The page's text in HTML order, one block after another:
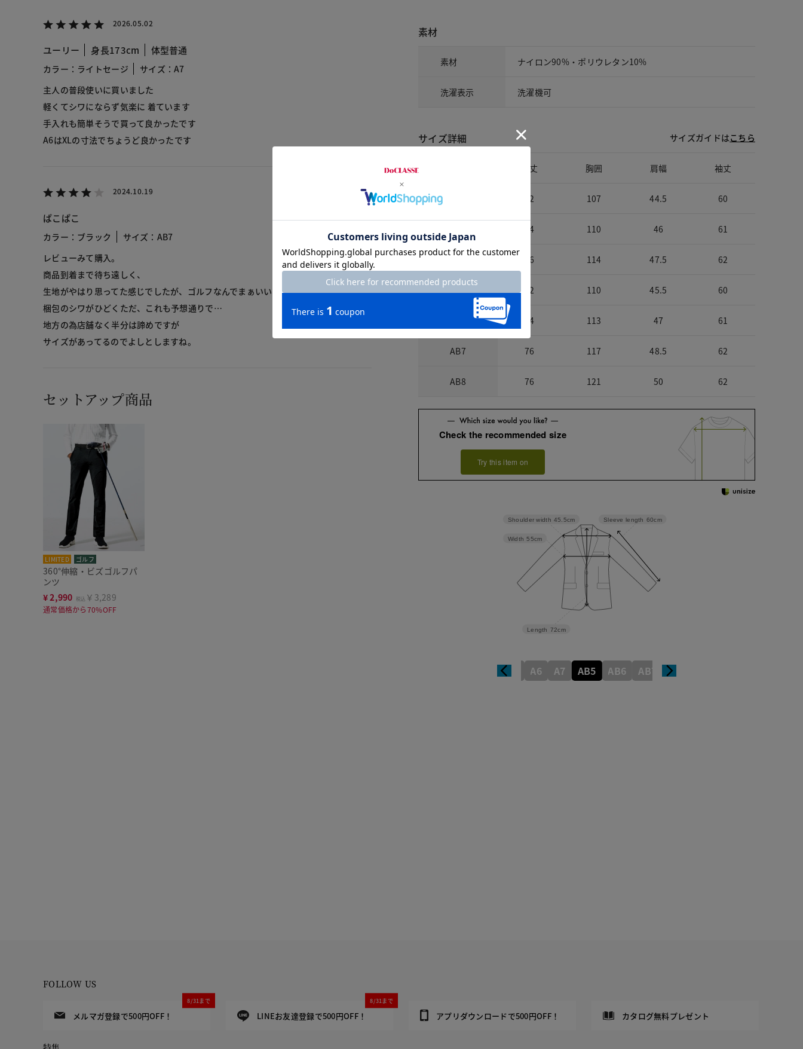
2026.05.02
ユーリー 身長173cm 体型普通
カラー：ライトセージ
サイズ：A7
主人の普段使いに買いました
軽くてシワにならず気楽に 着ています
手入れも簡単そうで買って良かったです
A6はXLの寸法でちょうど良かったです
2024.10.19
ぱこぱこ
カラー：ブラック
サイズ：AB7
レビューみて購入。
商品到着まで待ち遠しく、
生地がやはり思ってた感じでしたが、ゴルフなんでまぁいいかと。
梱包のシワがひどくただ、これも予想通りで…
地方の為店舗なく半分は諦めですが
サイズがあってるのでよしとしますね。
セットアップ商品
LIMITED ゴルフ
360°伸縮・ビズゴルフパ
ンツ
¥2,990 税込 ￥3,289
通常価格から70%OFF
素材
素材 ナイロン90%・ポリウレタン10%
洗濯表示 洗濯機可
サイズ詳細 サイズガイドはこちら
着丈 胸囲 肩幅 袖丈
72 107 44.5 60
74 110 46 61
76 114 47.5 62
AB5 72 110 45.5 60
74 113 47 61
AB7 76 117 48.5 62
AB8 76 121 50 62
Check the recommended size
Try this item on
Sleeve length 60cm
Length 72cm
Width 55cm
Shoulder width 45.5cm
A5 A6 A7 AB5 AB6 AB7 AB8
FOLLOW US
メルマガ登録で500円OFF！
8/31まで
LINEお友達登録で500円OFF！
8/31まで
アプリダウンロードで500円OFF！ カタログ無料プレゼント